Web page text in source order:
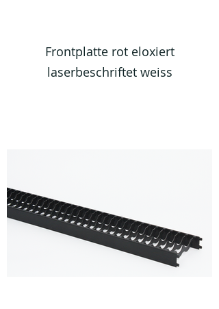
Frontplatte rot eloxiert
laserbeschriftet weiss